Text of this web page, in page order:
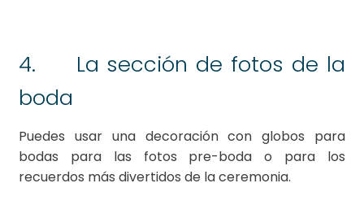
4. La sección de fotos de la
boda
Puedes usar una decoración con globos para
bodas para las fotos pre-boda o para los
recuerdos más divertidos de la ceremonia.